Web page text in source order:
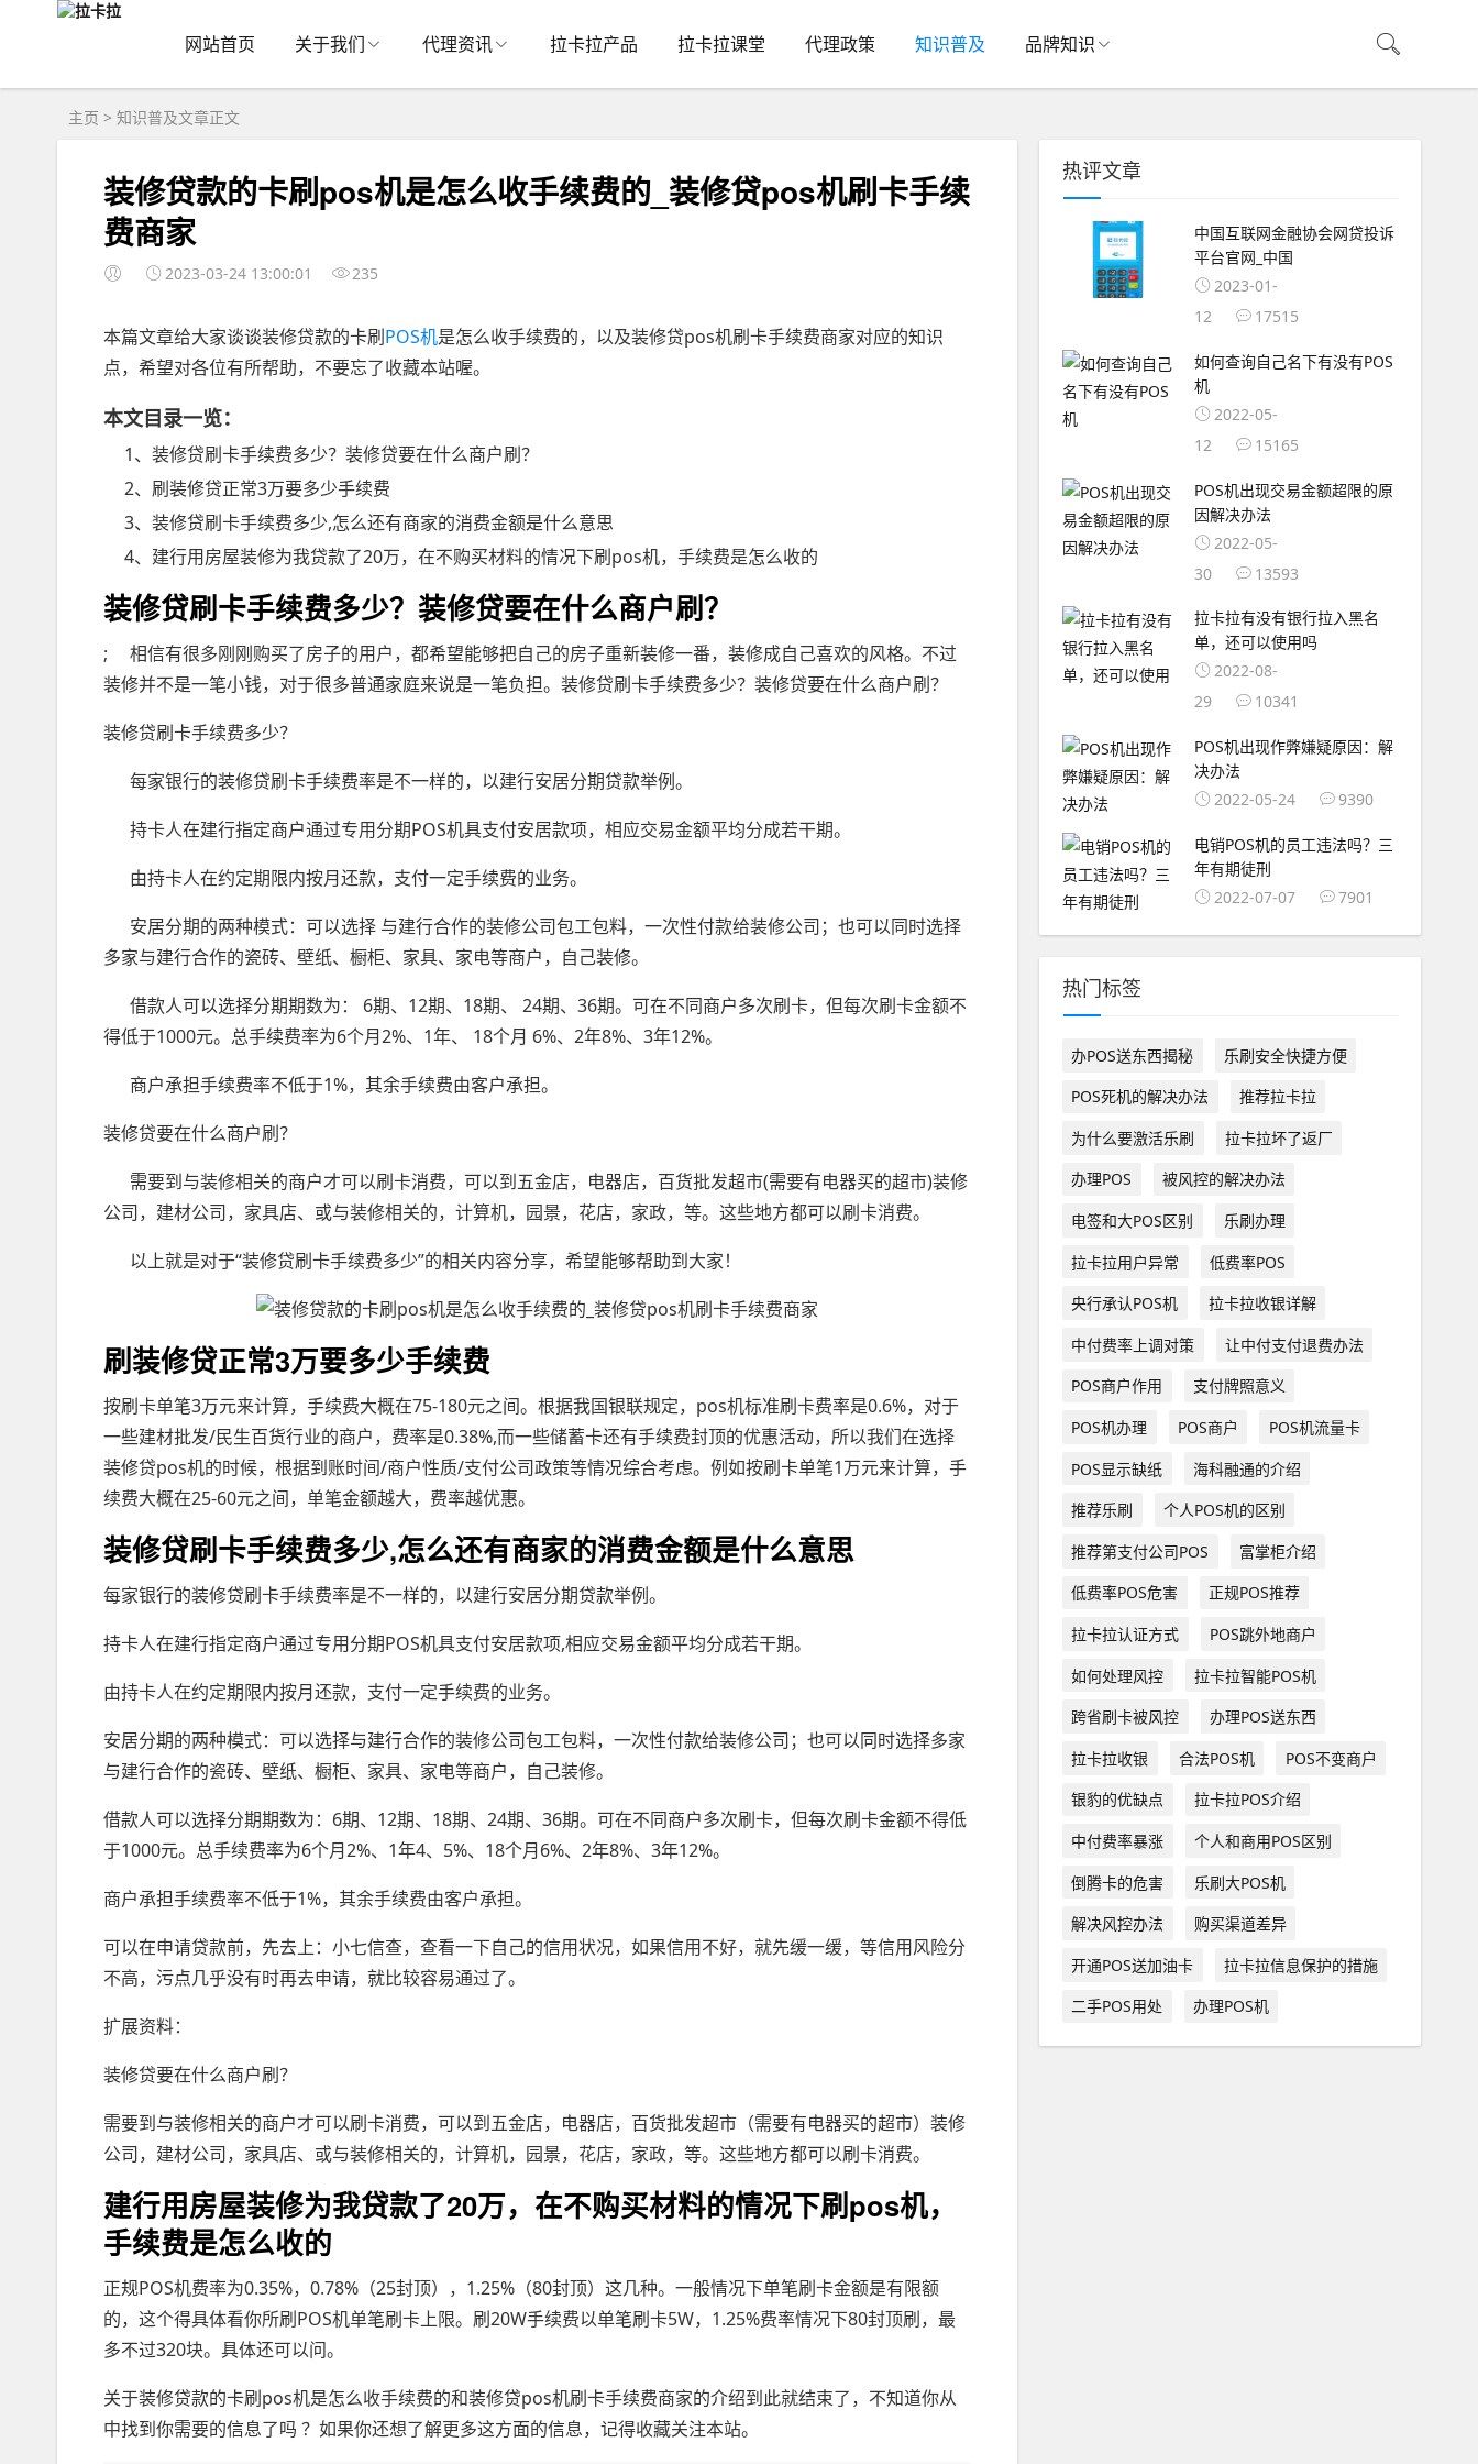
网站首页 关于我们 代理资讯 拉卡拉产品 拉卡拉课堂 代理政策 知识普及 品牌知识
主页 > 知识普及文章正文
装修贷款的卡刷pos机是怎么收手续费的_装修贷pos机刷卡手续
费商家
2023-03-24 13:00:01 235
本篇文章给大家谈谈装修贷款的卡刷POS机是怎么收手续费的，以及装修贷pos机刷卡手续费商家对应的知识
点，希望对各位有所帮助，不要忘了收藏本站喔。
本文目录一览：
1、装修贷刷卡手续费多少？装修贷要在什么商户刷？
2、刷装修贷正常3万要多少手续费
3、装修贷刷卡手续费多少,怎么还有商家的消费金额是什么意思
4、建行用房屋装修为我贷款了20万，在不购买材料的情况下刷pos机，手续费是怎么收的
装修贷刷卡手续费多少？装修贷要在什么商户刷？
; 相信有很多刚刚购买了房子的用户，都希望能够把自己的房子重新装修一番，装修成自己喜欢的风格。不过
装修并不是一笔小钱，对于很多普通家庭来说是一笔负担。装修贷刷卡手续费多少？装修贷要在什么商户刷？
装修贷刷卡手续费多少？
每家银行的装修贷刷卡手续费率是不一样的，以建行安居分期贷款举例。
持卡人在建行指定商户通过专用分期POS机具支付安居款项，相应交易金额平均分成若干期。
由持卡人在约定期限内按月还款，支付一定手续费的业务。
安居分期的两种模式：可以选择 与建行合作的装修公司包工包料，一次性付款给装修公司；也可以同时选择
多家与建行合作的瓷砖、壁纸、橱柜、家具、家电等商户，自己装修。
借款人可以选择分期期数为： 6期、12期、18期、 24期、36期。可在不同商户多次刷卡，但每次刷卡金额不
得低于1000元。总手续费率为6个月2%、1年、 18个月 6%、2年8%、3年12%。
商户承担手续费率不低于1%，其余手续费由客户承担。
装修贷要在什么商户刷？
需要到与装修相关的商户才可以刷卡消费，可以到五金店，电器店，百货批发超市(需要有电器买的超市)装修
公司，建材公司，家具店、或与装修相关的，计算机，园景，花店，家政，等。这些地方都可以刷卡消费。
以上就是对于“装修贷刷卡手续费多少”的相关内容分享，希望能够帮助到大家！
刷装修贷正常3万要多少手续费
按刷卡单笔3万元来计算，手续费大概在75-180元之间。根据我国银联规定，pos机标准刷卡费率是0.6%，对于
一些建材批发/民生百货行业的商户，费率是0.38%,而一些储蓄卡还有手续费封顶的优惠活动，所以我们在选择
装修贷pos机的时候，根据到账时间/商户性质/支付公司政策等情况综合考虑。例如按刷卡单笔1万元来计算，手
续费大概在25-60元之间，单笔金额越大，费率越优惠。
装修贷刷卡手续费多少,怎么还有商家的消费金额是什么意思
每家银行的装修贷刷卡手续费率是不一样的，以建行安居分期贷款举例。
持卡人在建行指定商户通过专用分期POS机具支付安居款项,相应交易金额平均分成若干期。
由持卡人在约定期限内按月还款，支付一定手续费的业务。
安居分期的两种模式：可以选择与建行合作的装修公司包工包料，一次性付款给装修公司；也可以同时选择多家
与建行合作的瓷砖、壁纸、橱柜、家具、家电等商户，自己装修。
借款人可以选择分期期数为：6期、12期、18期、24期、36期。可在不同商户多次刷卡，但每次刷卡金额不得低
于1000元。总手续费率为6个月2%、1年4、5%、18个月6%、2年8%、3年12%。
商户承担手续费率不低于1%，其余手续费由客户承担。
可以在申请贷款前，先去上：小七信查，查看一下自己的信用状况，如果信用不好，就先缓一缓，等信用风险分
不高，污点几乎没有时再去申请，就比较容易通过了。
扩展资料：
装修贷要在什么商户刷？
需要到与装修相关的商户才可以刷卡消费，可以到五金店，电器店，百货批发超市（需要有电器买的超市）装修
公司，建材公司，家具店、或与装修相关的，计算机，园景，花店，家政，等。这些地方都可以刷卡消费。
建行用房屋装修为我贷款了20万，在不购买材料的情况下刷pos机，
手续费是怎么收的
正规POS机费率为0.35%，0.78%（25封顶），1.25%（80封顶）这几种。一般情况下单笔刷卡金额是有限额
的，这个得具体看你所刷POS机单笔刷卡上限。刷20W手续费以单笔刷卡5W，1.25%费率情况下80封顶刷，最
多不过320块。具体还可以问。
关于装修贷款的卡刷pos机是怎么收手续费的和装修贷pos机刷卡手续费商家的介绍到此就结束了，不知道你从
中找到你需要的信息了吗 ？如果你还想了解更多这方面的信息，记得收藏关注本站。
热评文章
中国互联网金融协会网贷投诉
平台官网_中国
2023-01-
12
17515
如何查询自己名下有没有POS
机
2022-05-
12
15165
POS机出现交易金额超限的原
因解决办法
2022-05-
30
13593
拉卡拉有没有银行拉入黑名
单，还可以使用吗
2022-08-
29
10341
POS机出现作弊嫌疑原因：解
决办法
2022-05-24
9390
电销POS机的员工违法吗？三
年有期徒刑
2022-07-07
7901
热门标签
办POS送东西揭秘
乐刷安全快捷方便
POS死机的解决办法
推荐拉卡拉
为什么要激活乐刷
拉卡拉坏了返厂
办理POS
被风控的解决办法
电签和大POS区别
乐刷办理
拉卡拉用户异常
低费率POS
央行承认POS机
拉卡拉收银详解
中付费率上调对策
让中付支付退费办法
POS商户作用
支付牌照意义
POS机办理
POS商户
POS机流量卡
POS显示缺纸
海科融通的介绍
推荐乐刷
个人POS机的区别
推荐第支付公司POS
富掌柜介绍
低费率POS危害
正规POS推荐
拉卡拉认证方式
POS跳外地商户
如何处理风控
拉卡拉智能POS机
跨省刷卡被风控
办理POS送东西
拉卡拉收银
合法POS机
POS不变商户
银豹的优缺点
拉卡拉POS介绍
中付费率暴涨
个人和商用POS区别
倒腾卡的危害
乐刷大POS机
解决风控办法
购买渠道差异
开通POS送加油卡
拉卡拉信息保护的措施
二手POS用处
办理POS机